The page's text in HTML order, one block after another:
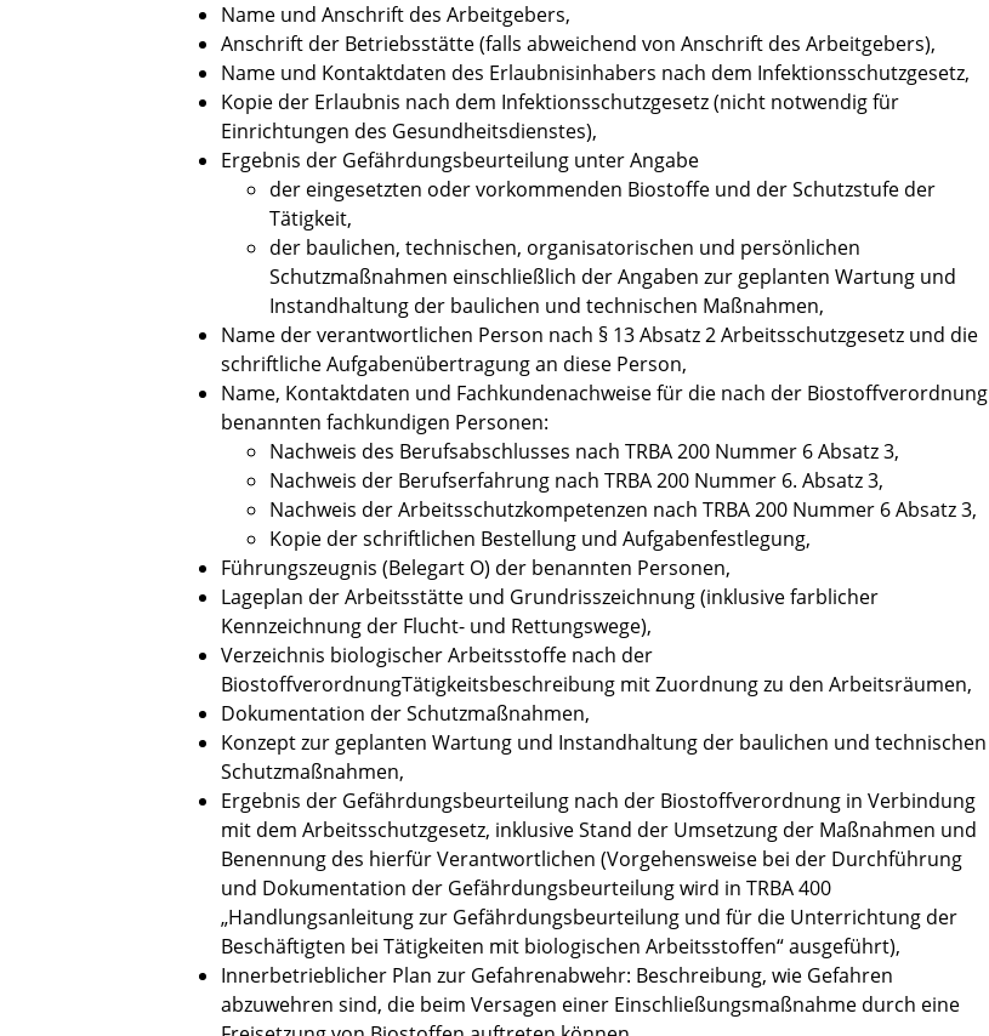
Name und Anschrift des Arbeitgebers,
Anschrift der Betriebsstätte (falls abweichend von Anschrift des Arbeitgebers),
Name und Kontaktdaten des Erlaubnisinhabers nach dem Infektionsschutzgesetz,
Kopie der Erlaubnis nach dem Infektionsschutzgesetz (nicht notwendig für
Einrichtungen des Gesundheitsdienstes),
Ergebnis der Gefährdungsbeurteilung unter Angabe
der eingesetzten oder vorkommenden Biostoffe und der Schutzstufe der
Tätigkeit,
der baulichen, technischen, organisatorischen und persönlichen
Schutzmaßnahmen einschließlich der Angaben zur geplanten Wartung und
Instandhaltung der baulichen und technischen Maßnahmen,
Name der verantwortlichen Person nach § 13 Absatz 2 Arbeitsschutzgesetz und die
schriftliche Aufgabenübertragung an diese Person,
Name, Kontaktdaten und Fachkundenachweise für die nach der Biostoffverordnung
benannten fachkundigen Personen:
Nachweis des Berufsabschlusses nach TRBA 200 Nummer 6 Absatz 3,
Nachweis der Berufserfahrung nach TRBA 200 Nummer 6. Absatz 3,
Nachweis der Arbeitsschutzkompetenzen nach TRBA 200 Nummer 6 Absatz 3,
Kopie der schriftlichen Bestellung und Aufgabenfestlegung,
Führungszeugnis (Belegart O) der benannten Personen,
Lageplan der Arbeitsstätte und Grundrisszeichnung (inklusive farblicher
Kennzeichnung der Flucht- und Rettungswege),
Verzeichnis biologischer Arbeitsstoffe nach der
BiostoffverordnungTätigkeitsbeschreibung mit Zuordnung zu den Arbeitsräumen,
Dokumentation der Schutzmaßnahmen,
Konzept zur geplanten Wartung und Instandhaltung der baulichen und technischen
Schutzmaßnahmen,
Ergebnis der Gefährdungsbeurteilung nach der Biostoffverordnung in Verbindung
mit dem Arbeitsschutzgesetz, inklusive Stand der Umsetzung der Maßnahmen und
Benennung des hierfür Verantwortlichen (Vorgehensweise bei der Durchführung
und Dokumentation der Gefährdungsbeurteilung wird in TRBA 400
„Handlungsanleitung zur Gefährdungsbeurteilung und für die Unterrichtung der
Beschäftigten bei Tätigkeiten mit biologischen Arbeitsstoffen“ ausgeführt),
Innerbetrieblicher Plan zur Gefahrenabwehr: Beschreibung, wie Gefahren
abzuwehren sind, die beim Versagen einer Einschließungsmaßnahme durch eine